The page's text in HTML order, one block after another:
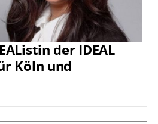
der IDEAL
Köln und